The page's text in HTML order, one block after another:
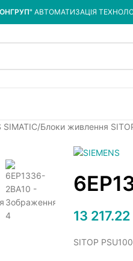
АВТОМАТИЗАЦІЯ
SIMATIC Блоки живлення
13 217.22
SITOP